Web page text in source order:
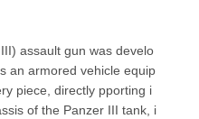
assault gun was develo
an armored vehicle equip
piece, directly pporting i
of the Panzer III tank, i